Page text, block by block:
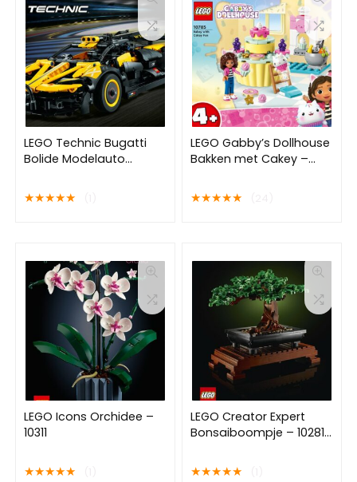
LEGO Technic Bugatti
Bolide Modelauto
★★★★★
LEGO Gabby’s Dollhouse
Bakken met Cakey –
★★★★★
LEGO Icons Orchidee –
10311
★★★★★
LEGO Creator Expert
Bonsaiboompje – 10281
★★★★★